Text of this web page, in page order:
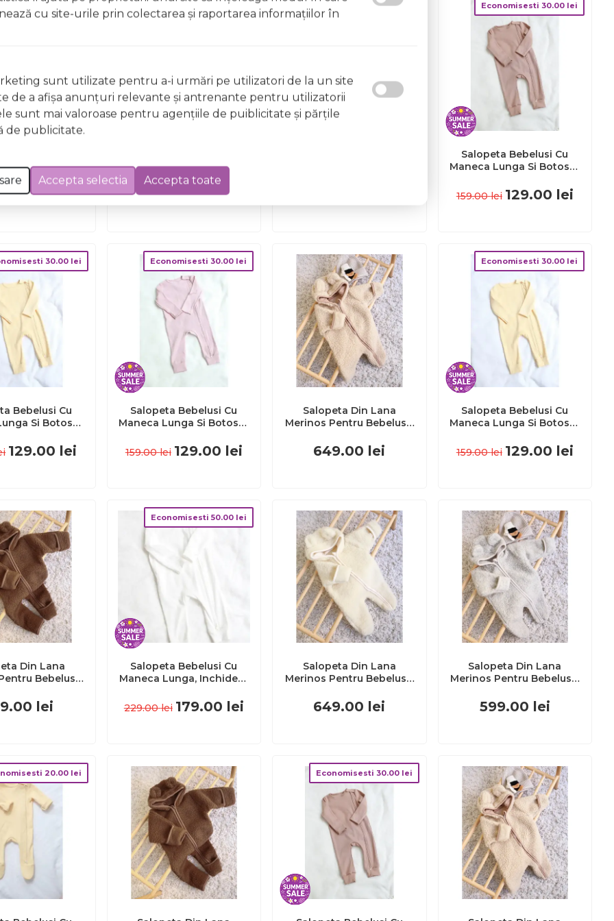
, Crem
Naturala Si
56
lei
30.00
Maneca Lunga Si Botosei,
Inchidere Cu Fermoar,
Galben Banana, Marimea
80 Pjb4195863
159.00 lei 129.00 lei
Pjbc9897
Economisesti 30.00 lei
Salopeta Bebelusi Cu
Maneca Lunga Si Botosei,
Fluid, Marimea 74
Pjb4195887
159.00 lei 129.00 lei
30.00lei
Bebelusi Cu
Si Botosei,
Marimea
129.00 lei
Economisesti 30.00 lei
Salopeta Bebelusi Cu
Maneca Lunga Si Botosei,
Roz Trandafir, Marimea
86 Pjb4195931
159.00 lei 129.00 lei
Salopeta Din Lana
Merinos Pentru Bebelusi ,
Caldura Naturala ,
Zursulet De Plus, 6-18
649.00 lei
Economisesti 30.00 lei
Salopeta Bebelusi Cu
Maneca Lunga Si Botosei,
Galben Banana, Marimea
74 Pjb4195856
159.00 lei 129.00 lei
Din Lana
Bebelusi ,
, Zursulet De
0-6 Luni Pjbc4118
lei
Economisesti 50.00 lei
Salopeta Bebelusi Cu
Maneca Lunga, Inchidere
Alb, Set De 2 Bucati
Pjb4195702
229.00 lei 179.00 lei
Salopeta Din Lana
Merinos Pentru Bebelusi ,
Zursulet De Plus, 6-18
Luni Pjbc4631
649.00 lei
Salopeta Din Lana
Merinos Pentru Bebelusi ,
Zursulet De Plus, 0-6 Luni
Pjbc9967
599.00 lei
20.00lei Economisesti 30.00lei
cu site-urile prin colectarea şi raportarea informaţiilor în
sunt utilizate pentru a-i urmări pe utilizatori de la un site
de a afişa anunţuri relevante şi antrenante pentru utilizatorii
sunt mai valoroase pentru agenţiile de puiblicitate şi părţile
de publicitate.
Accepta selectia Accepta toate